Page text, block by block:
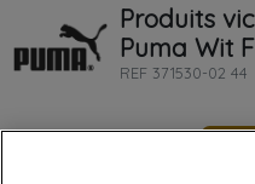
Produits
Puma Wit
REF 371530-02 44
€ 54,00